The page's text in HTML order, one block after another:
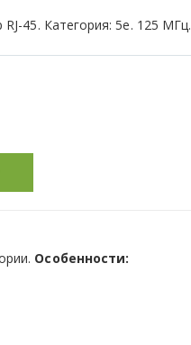
45. Категория: 5е. 125
Особенности: